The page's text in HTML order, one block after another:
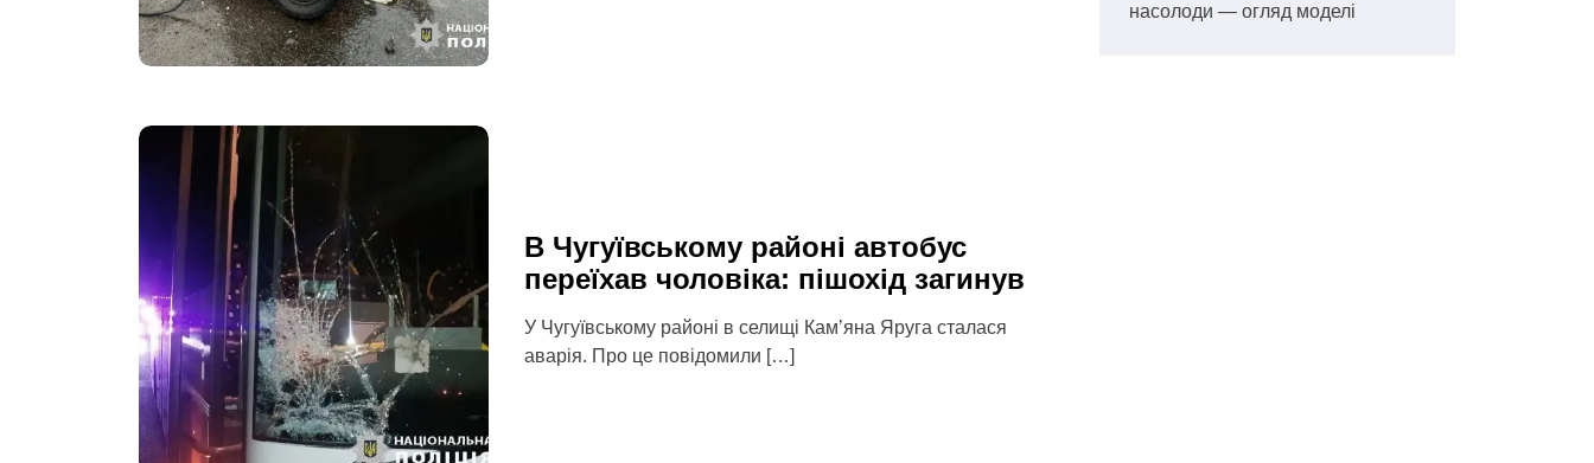
В Чугуївському районі автобус
переїхав чоловіка: пішохід загинув
У Чугуївському районі в селищі Кам’яна Яруга сталася
аварія. Про це повідомили […]
насолоди — огляд моделі